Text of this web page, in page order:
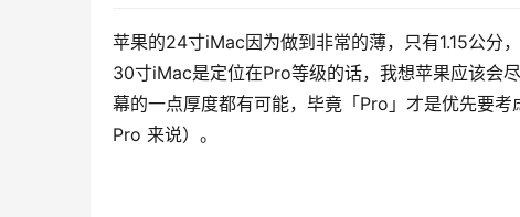
苹果的24寸iMac因为做到非常的薄，只有1.15公分
30寸iMac是定位在Pro等级的话，我想苹果应该会
幕的一点厚度都有可能，毕竟「Pro」才是优先要
Pro 来说）。